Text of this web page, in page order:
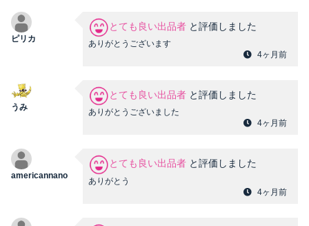
ピリカ
とても良い出品者 と評価しました
ありがとうございます
4ヶ月前
うみ
とても良い出品者 と評価しました
ありがとうございました
4ヶ月前
americannano
とても良い出品者 と評価しました
ありがとう
4ヶ月前